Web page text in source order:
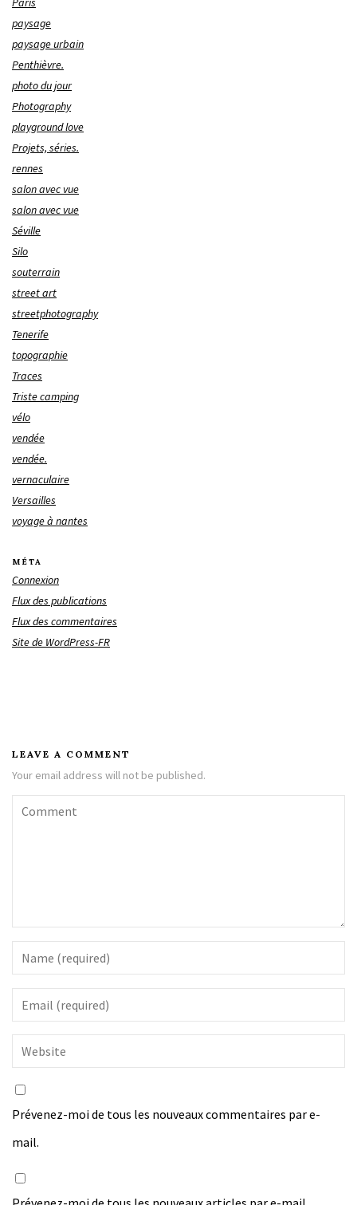
paysage
paysage urbain
Penthièvre.
photo du jour
Photography
playground love
Projets, séries.
rennes
salon avec vue
salon avec vue
Séville
Silo
souterrain
street art
streetphotography
Tenerife
topographie
Traces
Triste camping
vélo
vendée
vendée.
vernaculaire
Versailles
voyage à nantes
MÉTA
Connexion
Flux des publications
Flux des commentaires
Site de WordPress-FR
LEAVE A COMMENT
Your email address will not be published.
Prévenez-moi de tous les nouveaux commentaires par e-
mail.